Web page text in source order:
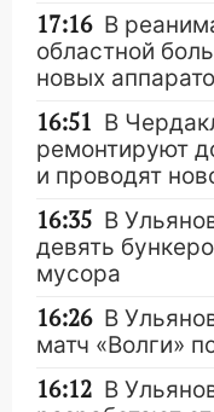
17:16 В
областной
новых
16:51 В
ремонтируют
и проводят
16:35 В
девять
мусора
16:26 В
матч «Волги»
16:12 В